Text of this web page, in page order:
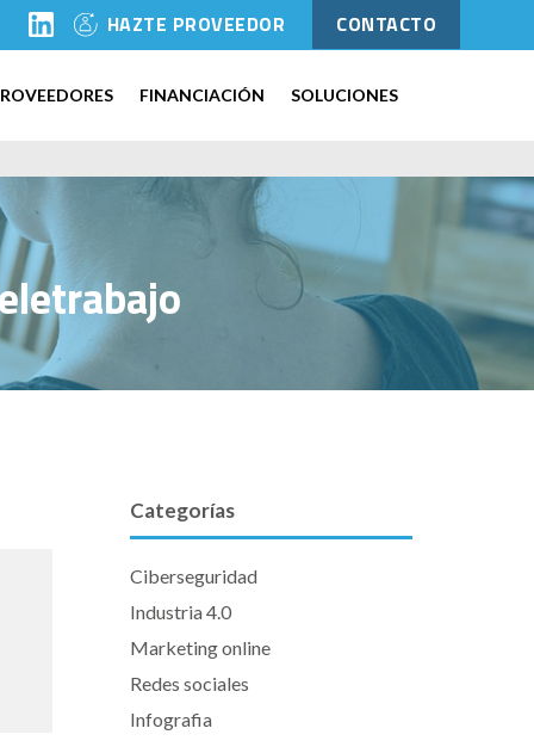
HAZTE PROVEEDOR CONTACTO
FINANCIACIÓN SOLUCIONES
Categorías
Ciberseguridad
Industria 4.0
Marketing online
Redes sociales
Infografia